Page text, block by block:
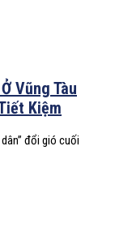
Vũng Tàu
Kiệm
đổi gió cuối